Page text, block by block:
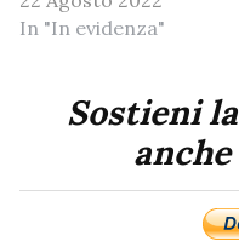
In "In evidenza"
Sostieni
anche